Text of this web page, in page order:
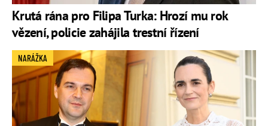
Krutá rána pro Filipa Turka: Hrozí mu rok
vězení, policie zahájila trestní řízení
NARÁŽKA